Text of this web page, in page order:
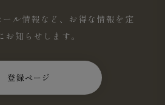
ル情報など、お得な情報を定
お知らせします。
登録ページ